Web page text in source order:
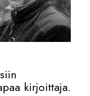
kirjoittaja.